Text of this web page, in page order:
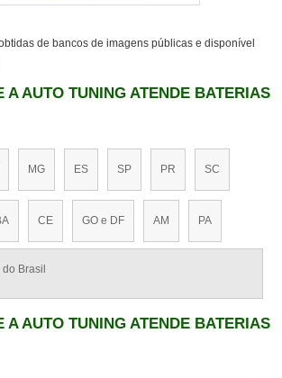
de bancos de imagens públicas e disponível
A AUTO TUNING ATENDE BATERIAS
MG ES SP PR SC
CE GO e DF AM PA
Brasil
A AUTO TUNING ATENDE BATERIAS